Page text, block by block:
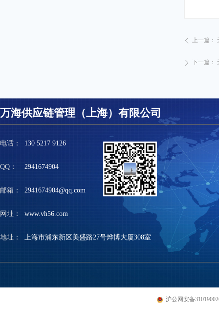
ꄴ 上一篇：
ꄲ 下一篇：
电话： 130 5217 9126
QQ： 2941674904
邮箱： 2941674904@qq.com
网址： www.vh56.com
地址： 上海市浦东新区美盛路27号烨博大厦308室
万海供应链管理（上海）有限公司
沪公网安备